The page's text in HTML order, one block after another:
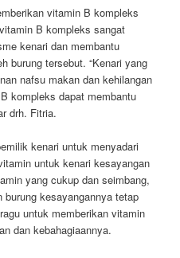
vitamin B kompleks
B kompleks sangat
kenari dan membantu
burung tersebut. “Kenari yang
nafsu makan dan kehilangan
kompleks dapat membantu
drh. Fitria.
kenari untuk menyadari
untuk kenari kesayangan
yang cukup dan seimbang,
kesayangannya tetap
untuk memberikan vitamin
dan kebahagiaannya.